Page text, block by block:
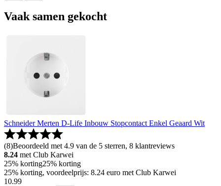
Vaak samen gekocht
Schneider Merten D-Life Inbouw Stopcontact Enkel Geaard Wit
(8)Beoordeeld met 4.9 van de 5 sterren, 8 klantreviews
8.24 met Club Karwei
25% korting25% korting
25% korting, voordeelprijs: 8.24 euro met Club Karwei
10.99